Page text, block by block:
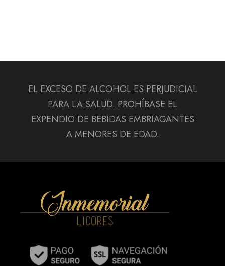
EL EXCESO DE ALCOHOL ES PERJUDICIAL
PARA LA SALUD. PROHÍBASE EL
EXPENDIO DE BEBIDAS EMBRIAGANTES
A MENORES DE EDAD.